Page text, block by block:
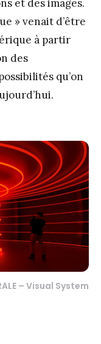
et des images.
» venait d’être
à partir
des
qu’on
– Visual System